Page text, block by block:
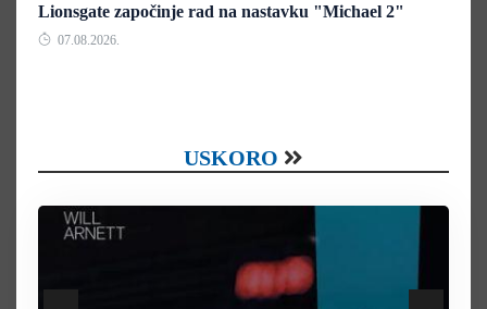
Lionsgate započinje rad na nastavku "Michael 2"
07.08.2026.
USKORO